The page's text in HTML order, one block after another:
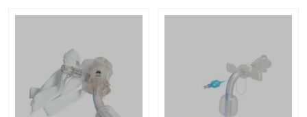
Hastane Mobilyaları
Kişisel Bakım ve Sağlık